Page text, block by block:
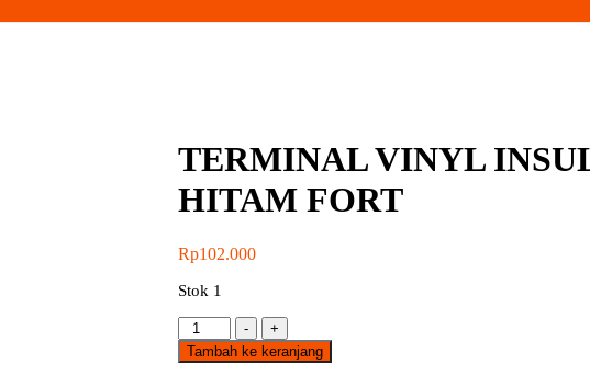
TERMINAL VINYL
HITAM FORT
Rp102.000
Stok 1
-
Kuantitas
TERMINAL
VINYL
+
Tambah ke keranjang